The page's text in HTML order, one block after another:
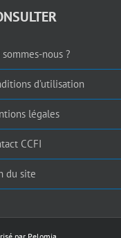
sommes-nous ?
d’utilisation
légales
CCFI
du site